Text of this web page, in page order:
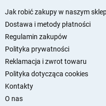
Jak robić zakupy w naszym
Dostawa i metody płatności
Regulamin zakupów
Polityka prywatności
Reklamacja i zwrot towaru
Polityka dotycząca cookies
Kontakty
O nas